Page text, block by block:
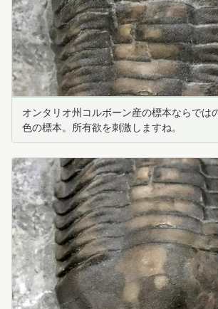
オンタリオ州コルボーン産の標本ならでは
色の標本。所有欲を刺激しますね。